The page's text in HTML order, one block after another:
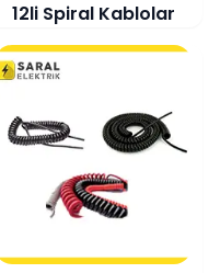
12li Spiral Kablolar